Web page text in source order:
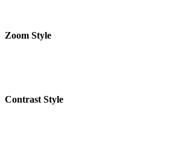
Zoom Style
Contrast Style